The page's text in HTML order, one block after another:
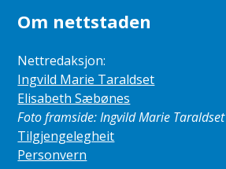
Om nettstaden
Nettredaksjon:
Ingvild Marie Taraldset
Elisabeth Sæbønes
Foto framside: Ingvild Marie Taraldset
Tilgjengelegheit
Personvern